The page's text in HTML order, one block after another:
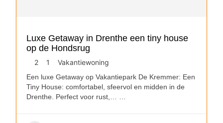
Luxe Getaway in Drenthe een tiny house
op de Hondsrug
2 1 Vakantiewoning
Een luxe Getaway op Vakantiepark De Kremmer: Een
Tiny House: comfortabel, sfeervol en midden in de
Drenthe. Perfect voor rust,…